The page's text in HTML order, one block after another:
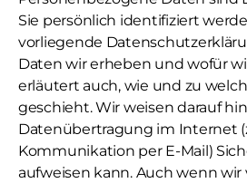
Sie persönlich identifiziert
vorliegende
Daten wir erheben und wofür
erläutert auch, wie und zu
geschieht. Wir weisen darauf
Datenübertragung im Internet
Kommunikation per E-Mail)
aufweisen kann. Auch wenn wir